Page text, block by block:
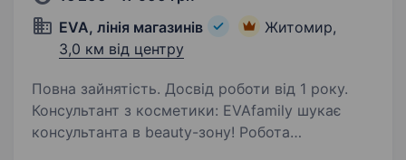
EVA, лінія магазинів
Житомир,
3,0 км від центру
Повна зайнятість. Досвід роботи від 1 року.
Консультант з косметики: EVAfamily шукає
консультанта в beauty-зону! Робота